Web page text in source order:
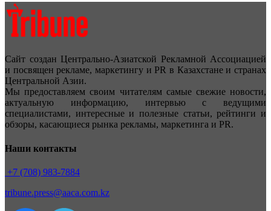
Сайт создан Центрально-Азиатской Рекламной Ассоциацией
и посвящен рекламе, маркетингу и PR в Казахстане и странах
Центральной Азии.
Мы предоставляем своим читателям самые свежие новости,
актуальную информацию, интервью с ведущими
специалистами, интересные и полезные статьи, рейтинги и
обзоры, касающиеся рынка рекламы, маркетинга и PR.
Наши контакты
+7 (708) 983-7884
tribune.press@aaca.com.kz